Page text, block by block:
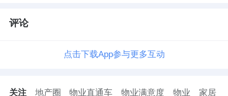
评论
点击下载App参与更多互动
关注 地产圈 物业直通车 物业满意度 物业 家居